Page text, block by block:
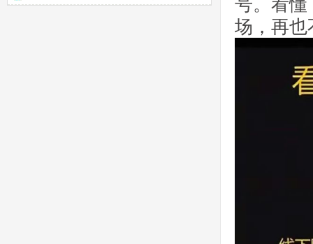
号。看懂
场，再也